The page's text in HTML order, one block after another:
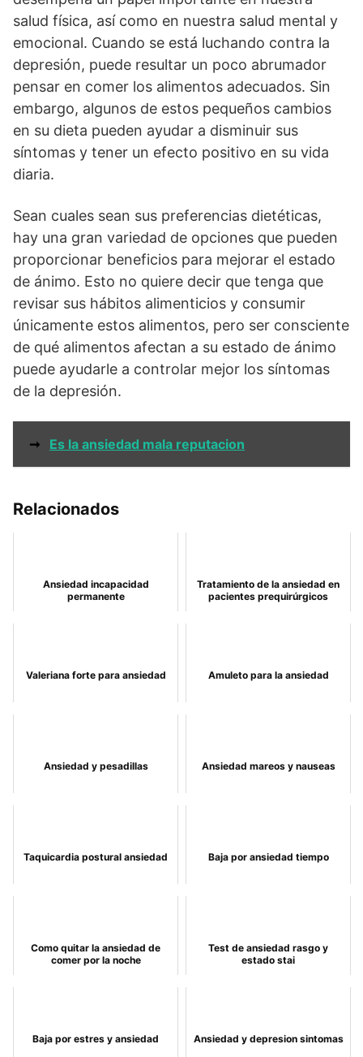
salud física, así como en nuestra salud mental y
emocional. Cuando se está luchando contra la
depresión, puede resultar un poco abrumador
pensar en comer los alimentos adecuados. Sin
embargo, algunos de estos pequeños cambios
en su dieta pueden ayudar a disminuir sus
síntomas y tener un efecto positivo en su vida
diaria.
Sean cuales sean sus preferencias dietéticas,
hay una gran variedad de opciones que pueden
proporcionar beneficios para mejorar el estado
de ánimo. Esto no quiere decir que tenga que
revisar sus hábitos alimenticios y consumir
únicamente estos alimentos, pero ser consciente
de qué alimentos afectan a su estado de ánimo
puede ayudarle a controlar mejor los síntomas
de la depresión.
➞ Es la ansiedad mala reputacion
Relacionados
Ansiedad incapacidad
permanente
Tratamiento de la ansiedad en
pacientes prequirúrgicos
Valeriana forte para ansiedad Amuleto para la ansiedad
Ansiedad y pesadillas Ansiedad mareos y nauseas
Taquicardia postural ansiedad Baja por ansiedad tiempo
Como quitar la ansiedad de
comer por la noche
Test de ansiedad rasgo y
estado stai
Baja por estres y ansiedad Ansiedad y depresion sintomas